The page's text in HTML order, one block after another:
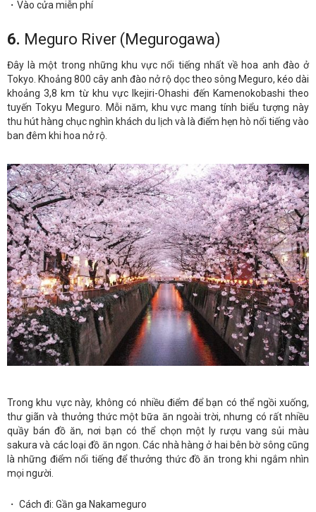
・Vào cửa miễn phí
6. Meguro River (Megurogawa)
Đây là một trong những khu vực nổi tiếng nhất về hoa anh đào ở
Tokyo. Khoảng 800 cây anh đào nở rộ dọc theo sông Meguro, kéo dài
khoảng 3,8 km từ khu vực Ikejiri-Ohashi đến Kamenokobashi theo
tuyến Tokyu Meguro. Mỗi năm, khu vực mang tính biểu tượng này
thu hút hàng chục nghìn khách du lịch và là điểm hẹn hò nổi tiếng vào
ban đêm khi hoa nở rộ.
Trong khu vực này, không có nhiều điểm để bạn có thể ngồi xuống,
thư giãn và thưởng thức một bữa ăn ngoài trời, nhưng có rất nhiều
quầy bán đồ ăn, nơi bạn có thể chọn một ly rượu vang sủi màu
sakura và các loại đồ ăn ngon. Các nhà hàng ở hai bên bờ sông cũng
là những điểm nổi tiếng để thưởng thức đồ ăn trong khi ngắm nhìn
mọi người.
・ Cách đi: Gần ga Nakameguro